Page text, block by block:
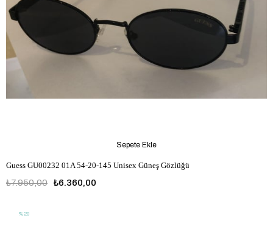
Guess GU00232 01A 54-20-145 Unisex Güneş Gözlüğü
₺6.360,00
₺7.950,00
Sepete Ekle
%20